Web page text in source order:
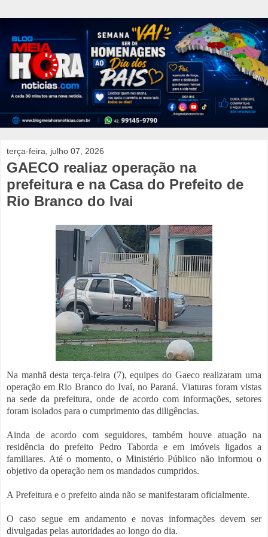
terça-feira, julho 07, 2026
GAECO realiaz operação na
prefeitura e na Casa do Prefeito de
Rio Branco do Ivai
Na manhã desta terça-feira (7), equipes do Gaeco realizaram uma
operação em Rio Branco do Ivaí, no Paraná. Viaturas foram vistas
na sede da prefeitura, onde de acordo com informações, setores
foram isolados para o cumprimento das diligências.
Ainda de acordo com seguidores, também houve atuação na
residência do prefeito Pedro Taborda e em imóveis ligados a
familiares. Até o momento, o Ministério Público não informou o
objetivo da operação nem os mandados cumpridos.
A Prefeitura e o prefeito ainda não se manifestaram oficialmente.
O caso segue em andamento e novas informações devem ser
divulgadas pelas autoridades ao longo do dia.